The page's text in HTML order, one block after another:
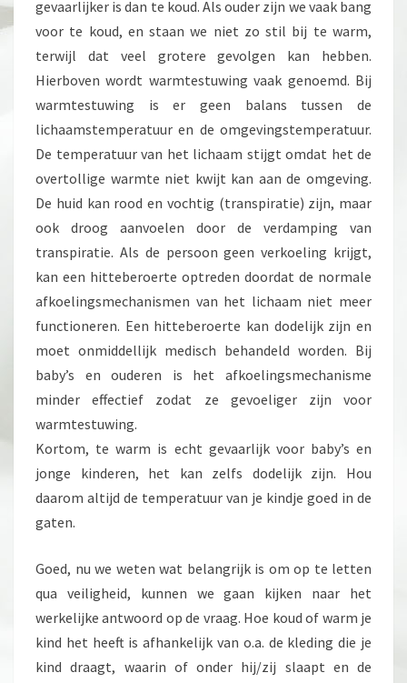
gevaarlijker is dan te koud. Als ouder zijn we vaak bang
voor te koud, en staan we niet zo stil bij te warm,
terwijl dat veel grotere gevolgen kan hebben.
Hierboven wordt warmtestuwing vaak genoemd. Bij
warmtestuwing is er geen balans tussen de
lichaamstemperatuur en de omgevingstemperatuur.
De temperatuur van het lichaam stijgt omdat het de
overtollige warmte niet kwijt kan aan de omgeving.
De huid kan rood en vochtig (transpiratie) zijn, maar
ook droog aanvoelen door de verdamping van
transpiratie. Als de persoon geen verkoeling krijgt,
kan een hitteberoerte optreden doordat de normale
afkoelingsmechanismen van het lichaam niet meer
functioneren. Een hitteberoerte kan dodelijk zijn en
moet onmiddellijk medisch behandeld worden. Bij
baby’s en ouderen is het afkoelingsmechanisme
minder effectief zodat ze gevoeliger zijn voor
warmtestuwing.
Kortom, te warm is echt gevaarlijk voor baby’s en
jonge kinderen, het kan zelfs dodelijk zijn. Hou
daarom altijd de temperatuur van je kindje goed in de
gaten.
Goed, nu we weten wat belangrijk is om op te letten
qua veiligheid, kunnen we gaan kijken naar het
werkelijke antwoord op de vraag. Hoe koud of warm je
kind het heeft is afhankelijk van o.a. de kleding die je
kind draagt, waarin of onder hij/zij slaapt en de